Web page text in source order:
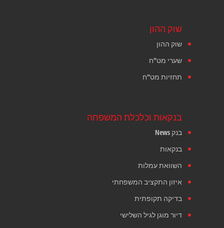
שוק ההון
שוק ההון
שערי מט"ח
תחזיות מט"ח
בנקאות וכלכלת המשפחה
בנק News
בנקאות
השוואת עמלות
איזון התקציב המשפחתי
בדיקה תקופתית
דיור מוגן לגיל השלישי